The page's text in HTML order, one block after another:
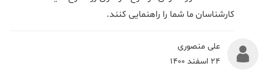
کارشناسان ما شما را راهنمایی کنند.
علی منصوری
24 اسفند 1400